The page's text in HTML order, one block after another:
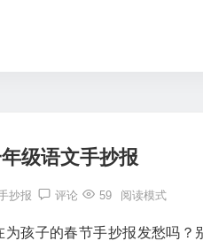
级语文手抄报
抄报 评论 59 阅读模式
孩子的春节手抄报发愁吗？